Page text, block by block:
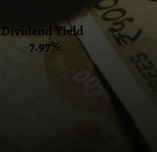
Dividend Yield
7.97%